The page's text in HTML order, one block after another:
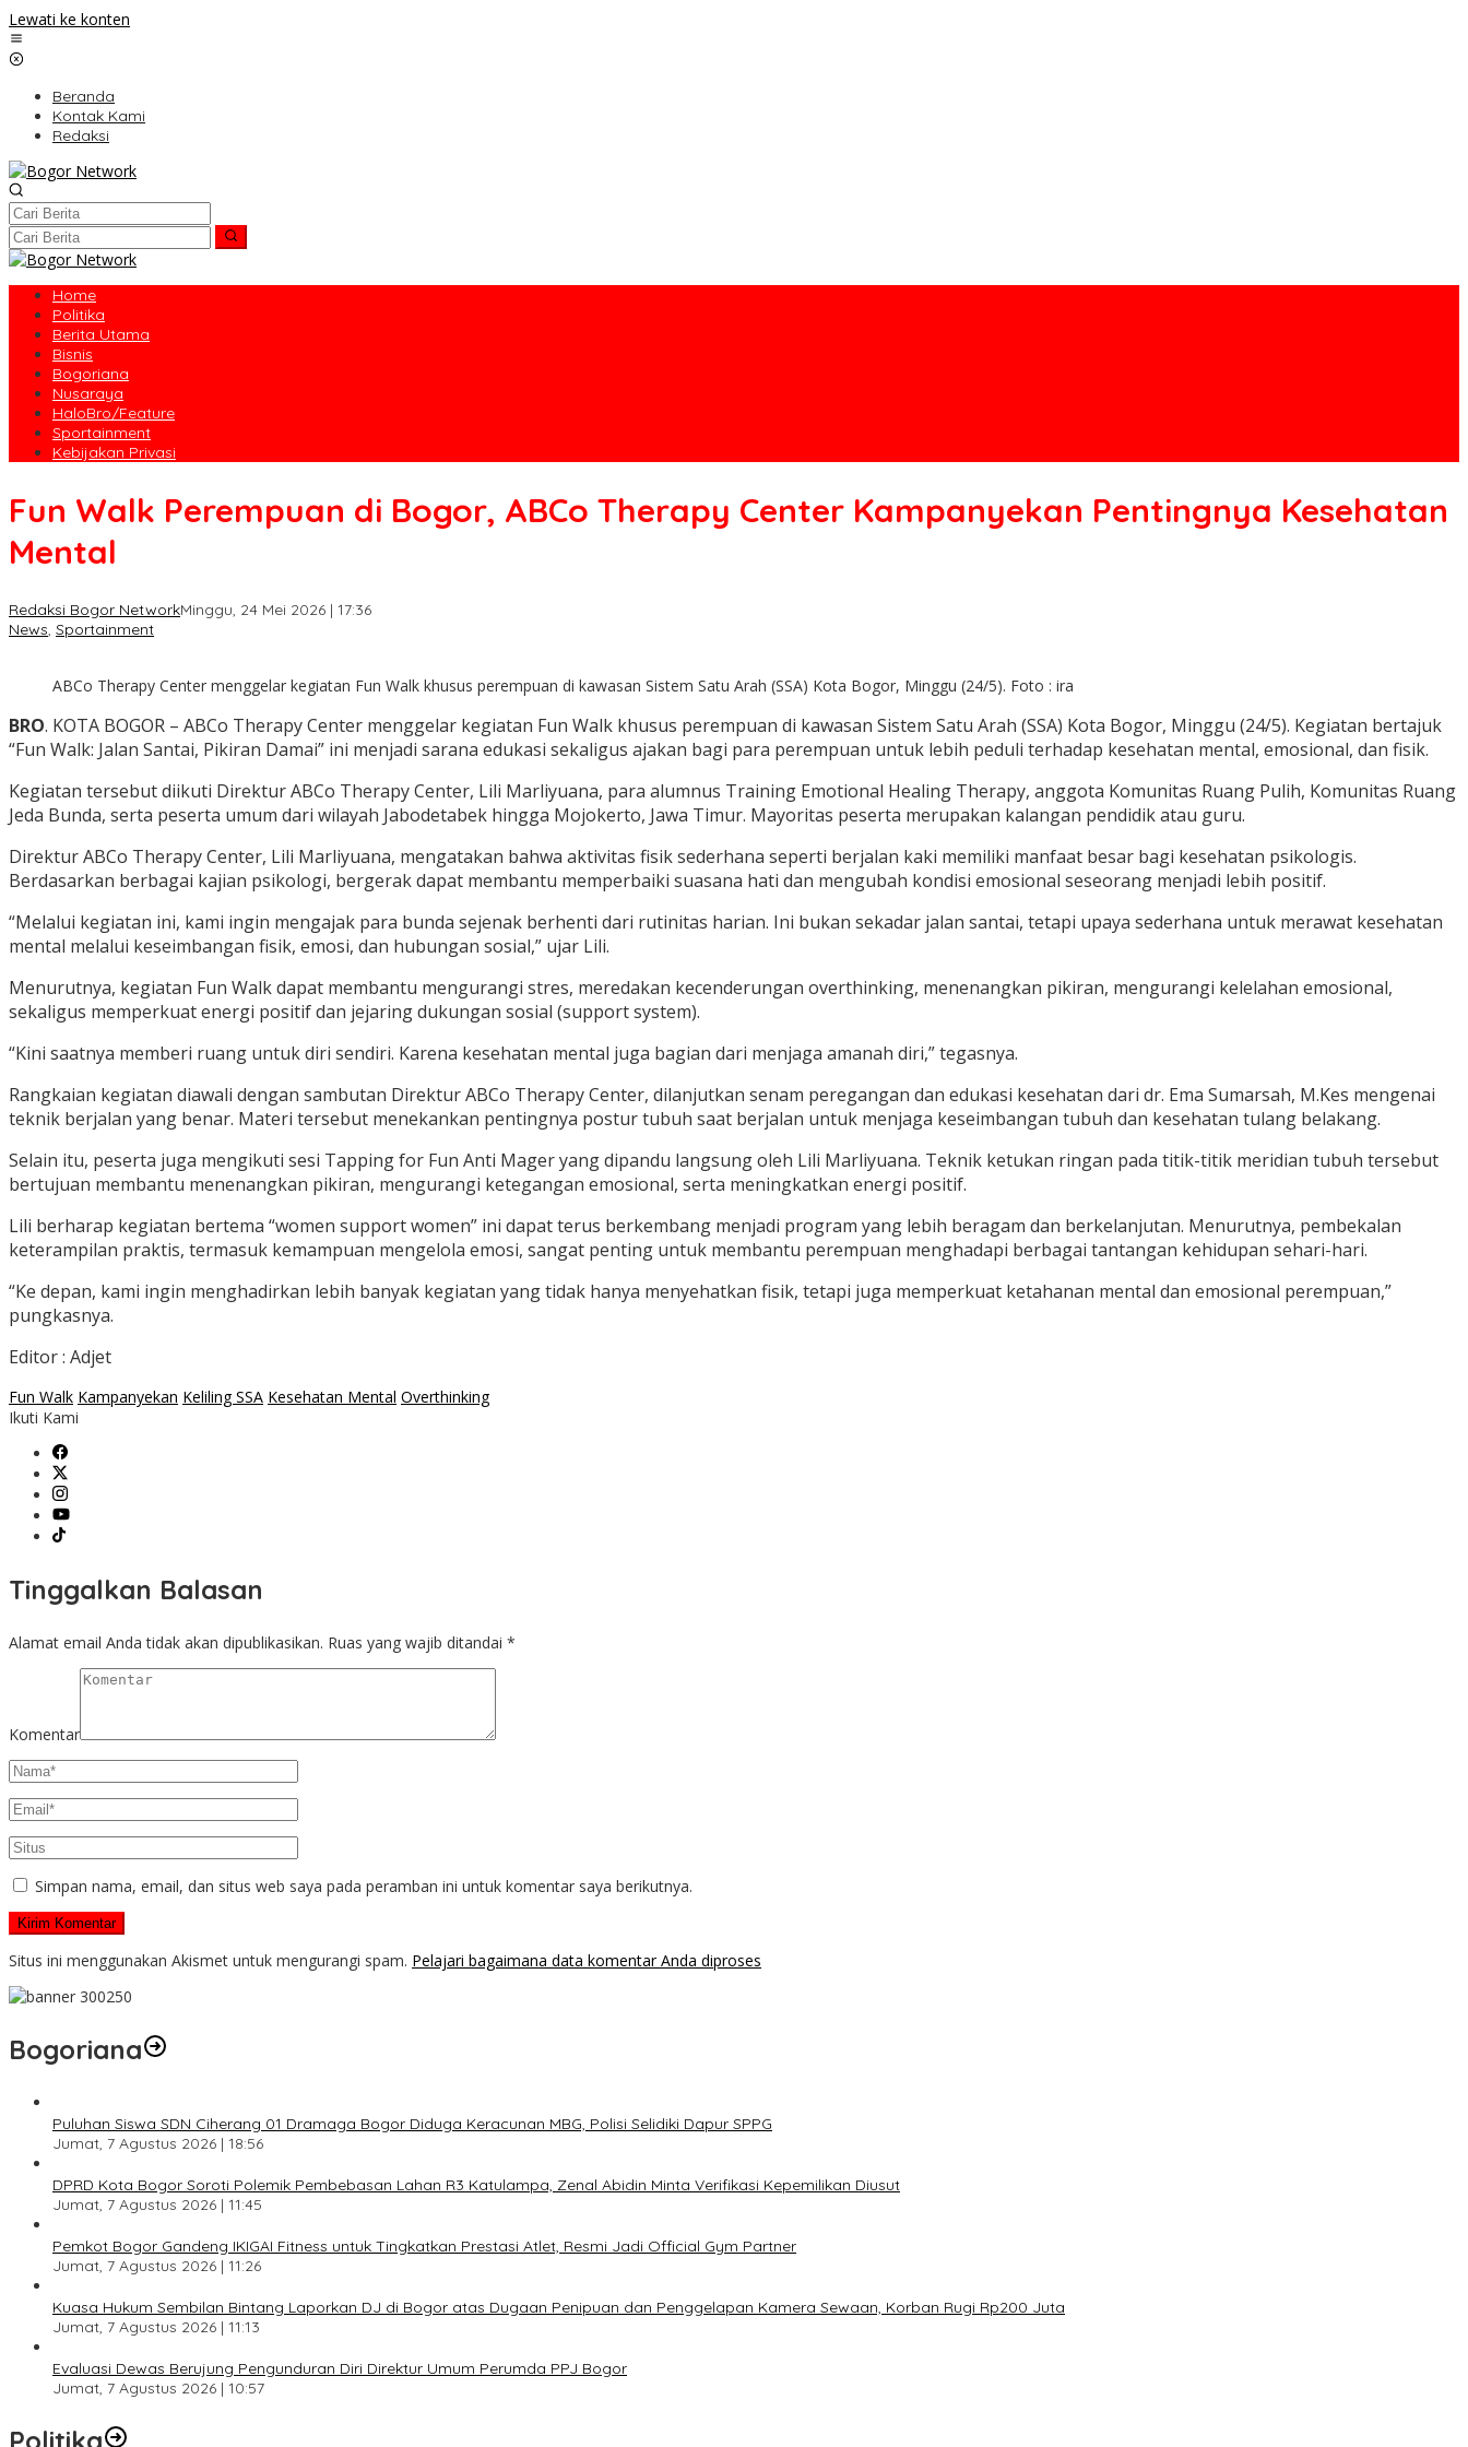
Lewati ke konten
Beranda
Kontak Kami
Redaksi
Home
Politika
Berita Utama
Bisnis
Bogoriana
Nusaraya
HaloBro/Feature
Sportainment
Kebijakan Privasi
Fun Walk Perempuan di Bogor, ABCo Therapy Center Kampanyekan Pentingnya Kesehatan
Mental
Redaksi Bogor NetworkMinggu, 24 Mei 2026 | 17:36
News, Sportainment
ABCo Therapy Center menggelar kegiatan Fun Walk khusus perempuan di kawasan Sistem Satu Arah (SSA) Kota Bogor, Minggu (24/5). Foto : ira
BRO. KOTA BOGOR – ABCo Therapy Center menggelar kegiatan Fun Walk khusus perempuan di kawasan Sistem Satu Arah (SSA) Kota Bogor, Minggu (24/5). Kegiatan bertajuk
“Fun Walk: Jalan Santai, Pikiran Damai” ini menjadi sarana edukasi sekaligus ajakan bagi para perempuan untuk lebih peduli terhadap kesehatan mental, emosional, dan fisik.
Kegiatan tersebut diikuti Direktur ABCo Therapy Center, Lili Marliyuana, para alumnus Training Emotional Healing Therapy, anggota Komunitas Ruang Pulih, Komunitas Ruang
Jeda Bunda, serta peserta umum dari wilayah Jabodetabek hingga Mojokerto, Jawa Timur. Mayoritas peserta merupakan kalangan pendidik atau guru.
Direktur ABCo Therapy Center, Lili Marliyuana, mengatakan bahwa aktivitas fisik sederhana seperti berjalan kaki memiliki manfaat besar bagi kesehatan psikologis.
Berdasarkan berbagai kajian psikologi, bergerak dapat membantu memperbaiki suasana hati dan mengubah kondisi emosional seseorang menjadi lebih positif.
“Melalui kegiatan ini, kami ingin mengajak para bunda sejenak berhenti dari rutinitas harian. Ini bukan sekadar jalan santai, tetapi upaya sederhana untuk merawat kesehatan
mental melalui keseimbangan fisik, emosi, dan hubungan sosial,” ujar Lili.
Menurutnya, kegiatan Fun Walk dapat membantu mengurangi stres, meredakan kecenderungan overthinking, menenangkan pikiran, mengurangi kelelahan emosional,
sekaligus memperkuat energi positif dan jejaring dukungan sosial (support system).
“Kini saatnya memberi ruang untuk diri sendiri. Karena kesehatan mental juga bagian dari menjaga amanah diri,” tegasnya.
Rangkaian kegiatan diawali dengan sambutan Direktur ABCo Therapy Center, dilanjutkan senam peregangan dan edukasi kesehatan dari dr. Ema Sumarsah, M.Kes mengenai
teknik berjalan yang benar. Materi tersebut menekankan pentingnya postur tubuh saat berjalan untuk menjaga keseimbangan tubuh dan kesehatan tulang belakang.
Selain itu, peserta juga mengikuti sesi Tapping for Fun Anti Mager yang dipandu langsung oleh Lili Marliyuana. Teknik ketukan ringan pada titik-titik meridian tubuh tersebut
bertujuan membantu menenangkan pikiran, mengurangi ketegangan emosional, serta meningkatkan energi positif.
Lili berharap kegiatan bertema “women support women” ini dapat terus berkembang menjadi program yang lebih beragam dan berkelanjutan. Menurutnya, pembekalan
keterampilan praktis, termasuk kemampuan mengelola emosi, sangat penting untuk membantu perempuan menghadapi berbagai tantangan kehidupan sehari-hari.
“Ke depan, kami ingin menghadirkan lebih banyak kegiatan yang tidak hanya menyehatkan fisik, tetapi juga memperkuat ketahanan mental dan emosional perempuan,”
pungkasnya.
Editor : Adjet
Fun Walk Kampanyekan Keliling SSA Kesehatan Mental Overthinking
Ikuti Kami
Tinggalkan Balasan
Alamat email Anda tidak akan dipublikasikan. Ruas yang wajib ditandai *
Komentar
Simpan nama, email, dan situs web saya pada peramban ini untuk komentar saya berikutnya.
Situs ini menggunakan Akismet untuk mengurangi spam. Pelajari bagaimana data komentar Anda diproses
Bogoriana
Puluhan Siswa SDN Ciherang 01 Dramaga Bogor Diduga Keracunan MBG, Polisi Selidiki Dapur SPPG
Jumat, 7 Agustus 2026 | 18:56
DPRD Kota Bogor Soroti Polemik Pembebasan Lahan R3 Katulampa, Zenal Abidin Minta Verifikasi Kepemilikan Diusut
Jumat, 7 Agustus 2026 | 11:45
Pemkot Bogor Gandeng IKIGAI Fitness untuk Tingkatkan Prestasi Atlet, Resmi Jadi Official Gym Partner
Jumat, 7 Agustus 2026 | 11:26
Kuasa Hukum Sembilan Bintang Laporkan DJ di Bogor atas Dugaan Penipuan dan Penggelapan Kamera Sewaan, Korban Rugi Rp200 Juta
Jumat, 7 Agustus 2026 | 11:13
Evaluasi Dewas Berujung Pengunduran Diri Direktur Umum Perumda PPJ Bogor
Jumat, 7 Agustus 2026 | 10:57